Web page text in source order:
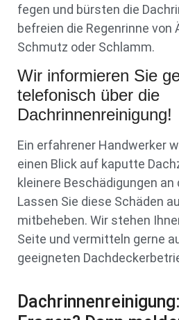
fegen und bürsten die
befreien die Regenrinne von
Schmutz oder Schlamm.
Wir informieren Sie
telefonisch über die
Dachrinnenreinigung!
Ein erfahrener Handwerker
einen Blick auf kaputte
kleinere Beschädigungen an
Lassen Sie diese Schäden
mitbeheben. Wir stehen
Seite und vermitteln gerne
geeigneten